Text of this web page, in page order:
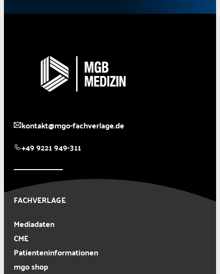
kontakt@mgo-fachverlage.de
+49 9221 949-311
FACHVERLAGE
Mediadaten
CME
Patienteninformationen
mgo shop